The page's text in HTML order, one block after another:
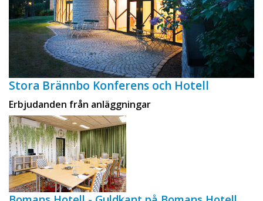
Stora Brännbo Konferens och Hotell
Erbjudanden från anläggningar